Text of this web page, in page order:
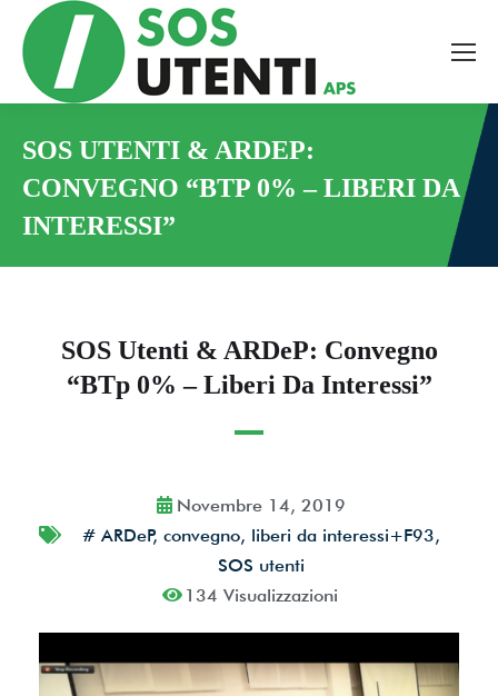
SOS UTENTI & ARDEP:
CONVEGNO “BTP 0% – LIBERI DA
INTERESSI”
SOS Utenti & ARDeP: Convegno
“BTp 0% – Liberi Da Interessi”
Novembre 14, 2019
# ARDeP, convegno, liberi da interessi+F93,
SOS utenti
134 Visualizzazioni
Tutte le novità dal mondo
della tutela bancaria,
ambientale e sanitaria, a
portata di mano!
il potere dell’informazione.
Email*
Accetto le condizioni per il trattamento dei
Powered byARForms(Unlicensed)